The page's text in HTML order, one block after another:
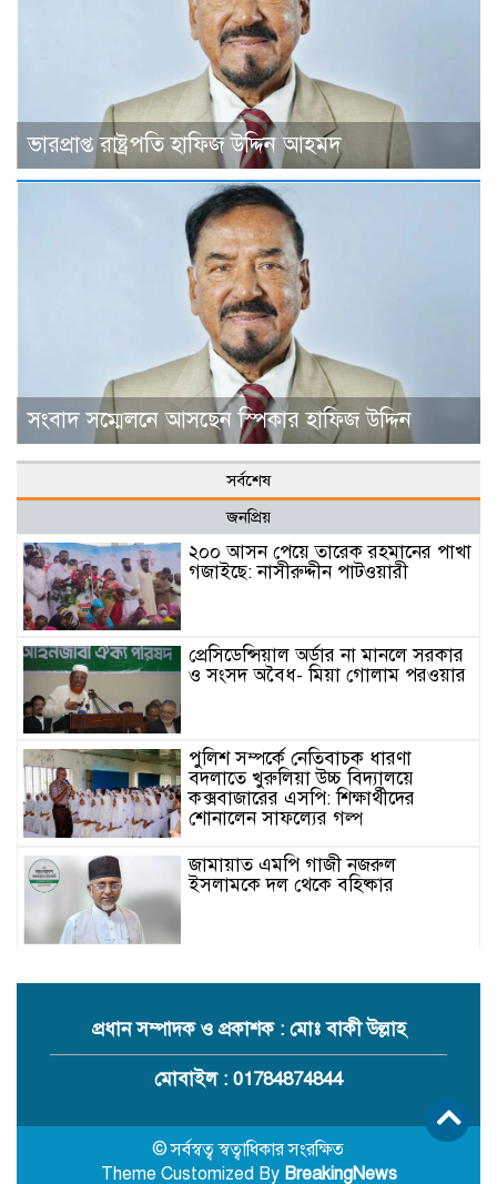
ভারপ্রাপ্ত রাষ্ট্রপতি হাফিজ উদ্দিন আহমদ
সংবাদ সম্মেলনে আসছেন স্পিকার হাফিজ উদ্দিন
সর্বশেষ
জনপ্রিয়
২০০ আসন পেয়ে তারেক রহমানের পাখা
গজাইছে: নাসীরুদ্দীন পাটওয়ারী
প্রেসিডেন্সিয়াল অর্ডার না মানলে সরকার
ও সংসদ অবৈধ- মিয়া গোলাম পরওয়ার
পুলিশ সম্পর্কে নেতিবাচক ধারণা
বদলাতে খুরুলিয়া উচ্চ বিদ্যালয়ে
কক্সবাজারের এসপি: শিক্ষার্থীদের
শোনালেন সাফল্যের গল্প
জামায়াত এমপি গাজী নজরুল
ইসলামকে দল থেকে বহিষ্কার
বন্যায় নিহত বশির আহমদের পরিবারকে
গাজী নজরুল এমপির বিরুদ্ধে কঠোর
ব্যবস্থা নিচ্ছে জামায়াত
ইউপি চেয়ারম্যান পদে স্নাতক যোগ্যতা
প্রধান সম্পাদক ও প্রকাশক : মোঃ বাকী উল্লাহ
মোবাইল : 01784874844
© সর্বস্বত্ব স্বত্বাধিকার সংরক্ষিত
Theme Customized By BreakingNews